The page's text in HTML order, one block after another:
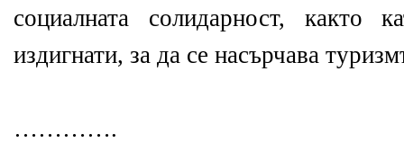
социалната солидарност, както
издигнати, за да се насърчава
………….